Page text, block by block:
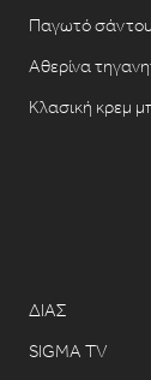
Παγωτό
Αθερίνα
Κλασική κρεμ
ΔΙΑΣ
SIGMA TV